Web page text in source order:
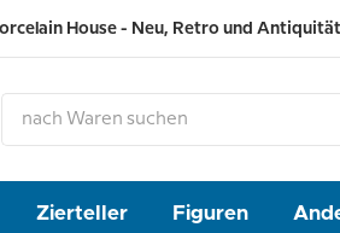
House - Neu, Retro und Antiquität
Zierteller Figuren